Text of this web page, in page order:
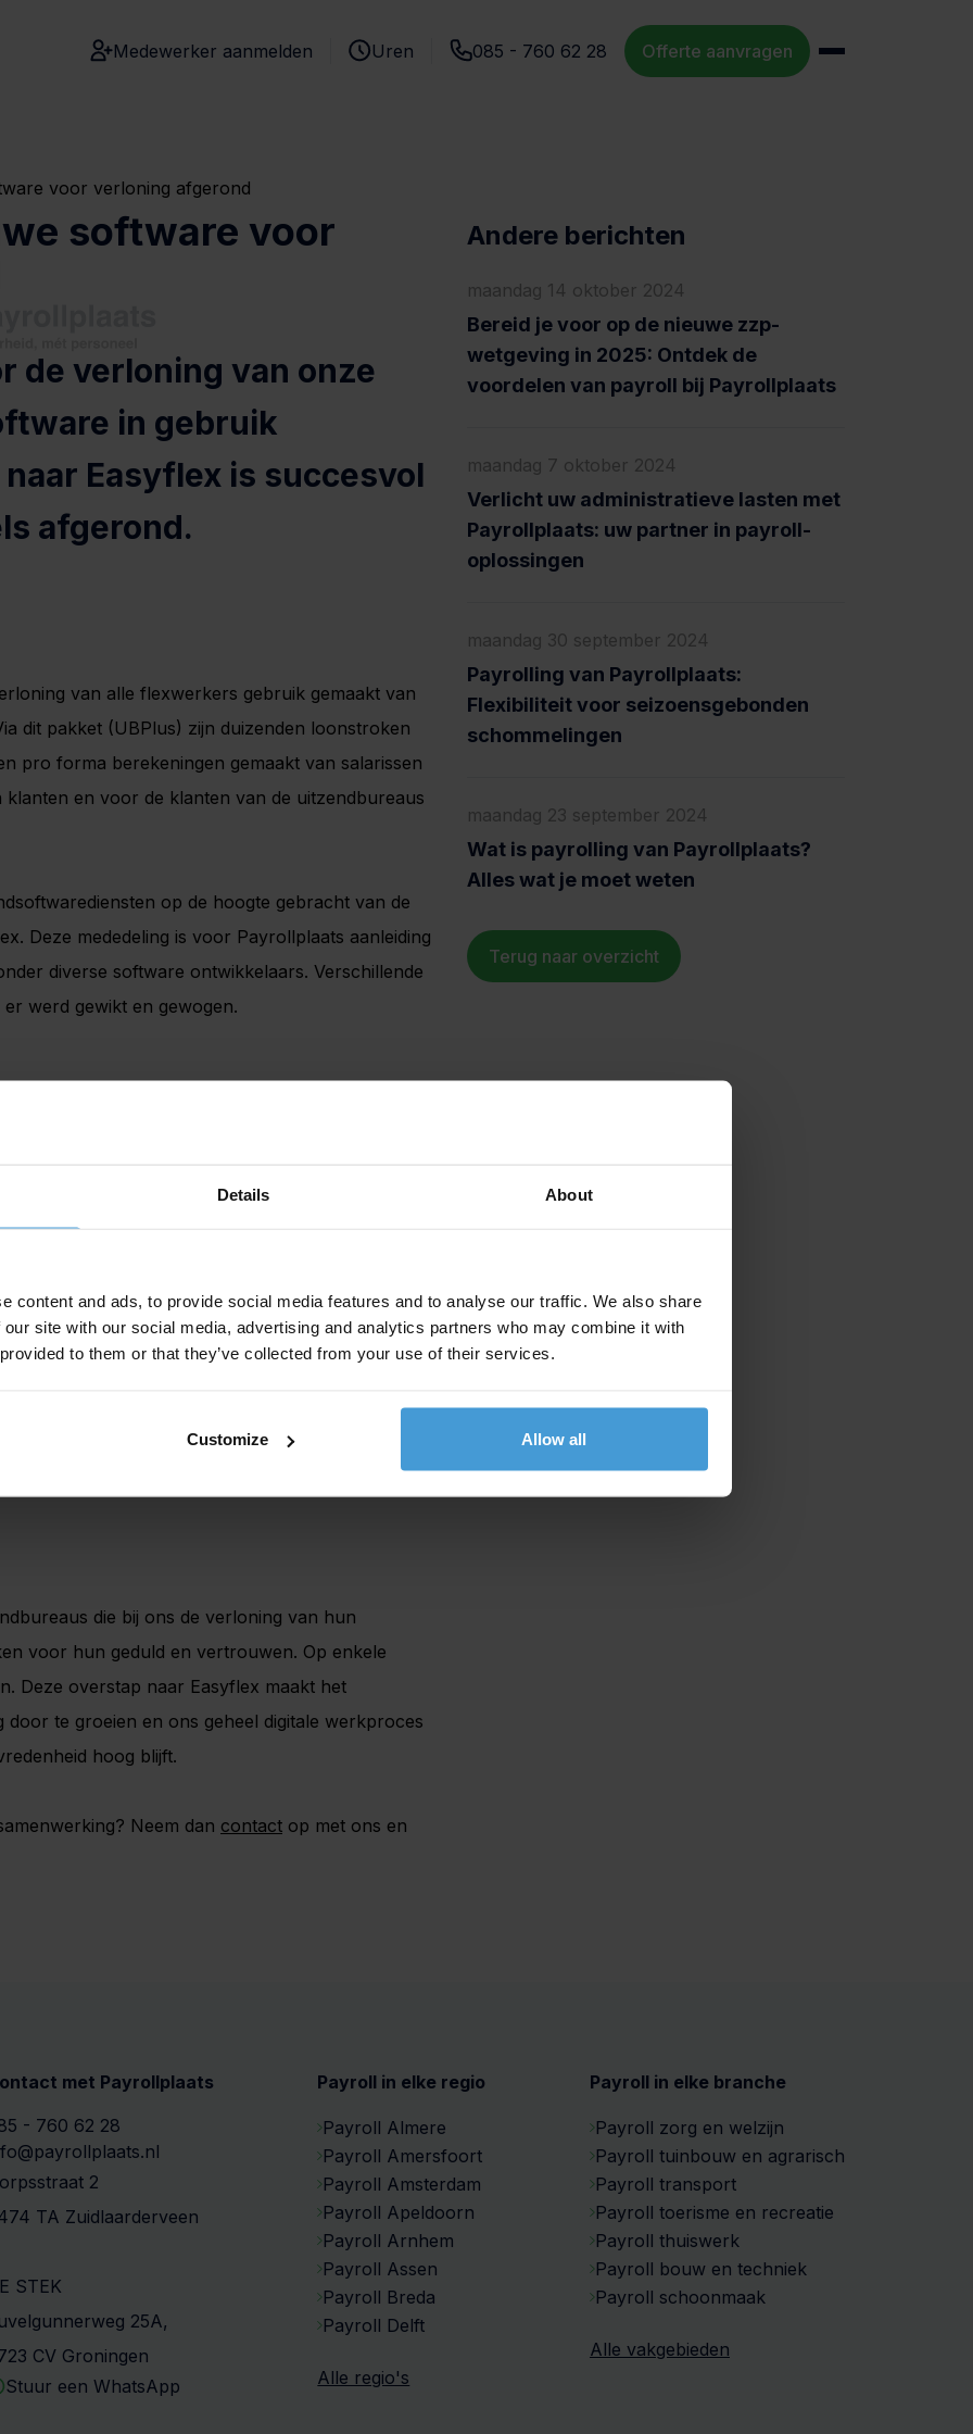
Details About
content and ads, to provide social media features and to analyse our traffic. We also share
site with our social media, advertising and analytics partners who may combine it with
to them or that they’ve collected from your use of their services.
Customize Allow all
Medewerker aanmelden Uren 085 - 760 62 28 Offerte aanvragen
voor verloning afgerond
software voor
de verloning van onze
in gebruik
Easyflex is succesvol
afgerond.
van alle flexwerkers gebruik gemaakt van
dit pakket (UBPlus) zijn duizenden loonstroken
pro forma berekeningen gemaakt van salarissen
en voor de klanten van de uitzendbureaus
op de hoogte gebracht van de
Deze mededeling is voor Payrollplaats aanleiding
diverse software ontwikkelaars. Verschillende
werd gewikt en gewogen.
Payrollplaats de software vanEasyflex
Zij voldoen aan de geldende wet- en
aan de Easyflex software.
nieuw systeem is spannend. Door de begeleiding
De hickups die er waren zijn inmiddels ook
last van de overstap hebben gehad.
die bij ons de verloning van hun
voor hun geduld en vertrouwen. Op enkele
Deze overstap naar Easyflex maakt het
te groeien en ons geheel digitale werkproces
hoog blijft.
Neem dan contact op met ons en
Andere berichten
maandag 14 oktober 2024
Bereid je voor op de nieuwe zzp-
wetgeving in 2025: Ontdek de
voordelen van payroll bij Payrollplaats
maandag 7 oktober 2024
Verlicht uw administratieve lasten met
Payrollplaats: uw partner in payroll-
oplossingen
maandag 30 september 2024
Payrolling van Payrollplaats:
Flexibiliteit voor seizoensgebonden
schommelingen
maandag 23 september 2024
Wat is payrolling van Payrollplaats?
Alles wat je moet weten
Terug naar overzicht
met Payrollplaats
- 760 62 28
2
TA Zuidlaarderveen
STEK
25A,
CV Groningen
Stuur een WhatsApp
Payroll in elke regio
Payroll Almere
Payroll Amersfoort
Payroll Amsterdam
Payroll Apeldoorn
Payroll Arnhem
Payroll Assen
Payroll Breda
Payroll Delft
Alle regio's
Payroll in elke branche
Payroll zorg en welzijn
Payroll tuinbouw en agrarisch
Payroll transport
Payroll toerisme en recreatie
Payroll thuiswerk
Payroll bouw en techniek
Payroll schoonmaak
Alle vakgebieden